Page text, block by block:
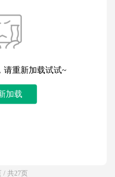
请重新加载试试~
加载
/ 共27页